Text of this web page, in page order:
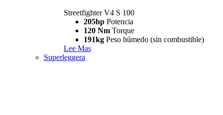
Streetfighter V4 S 100
205hp Potencia
120 Nm Torque
191kg Peso húmedo (sin combustible)
Lee Mas
Superleggera